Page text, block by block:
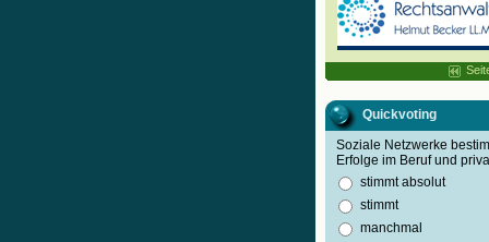
Quickvoting
Soziale Netzwerke
Erfolge im Beruf und
stimmt absolut
stimmt
manchmal